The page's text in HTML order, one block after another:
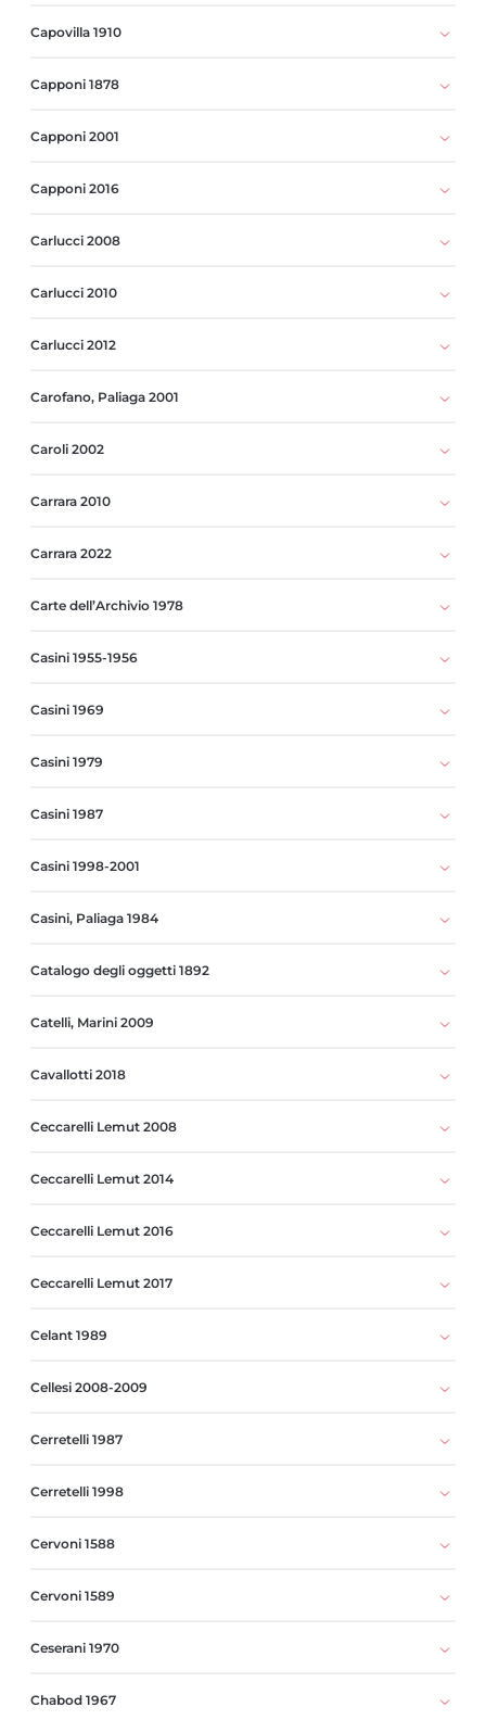
Capovilla 1910
Capponi 1878
Capponi 2001
Capponi 2016
Carlucci 2008
Carlucci 2010
Carlucci 2012
Carofano, Paliaga 2001
Caroli 2002
Carrara 2010
Carrara 2022
Carte dell’Archivio 1978
Casini 1955-1956
Casini 1969
Casini 1979
Casini 1987
Casini 1998-2001
Casini, Paliaga 1984
Catalogo degli oggetti 1892
Catelli, Marini 2009
Cavallotti 2018
Ceccarelli Lemut 2008
Ceccarelli Lemut 2014
Ceccarelli Lemut 2016
Ceccarelli Lemut 2017
Celant 1989
Cellesi 2008-2009
Cerretelli 1987
Cerretelli 1998
Cervoni 1588
Cervoni 1589
Ceserani 1970
Chabod 1967